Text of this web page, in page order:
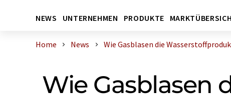
NEWS UNTERNEHMEN PRODUKTE
Home News Wie Gasblasen die
Wie Gasblasen